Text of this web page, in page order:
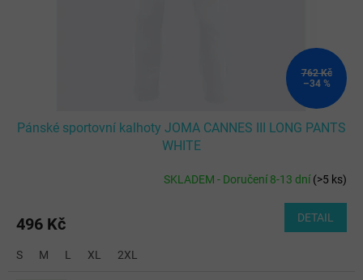
762 Kč
–34 %
Pánské sportovní kalhoty JOMA CANNES III LONG PANTS
WHITE
SKLADEM - Doručení 8-13 dní(>5 ks)
496 Kč DETAIL
S M L XL 2XL